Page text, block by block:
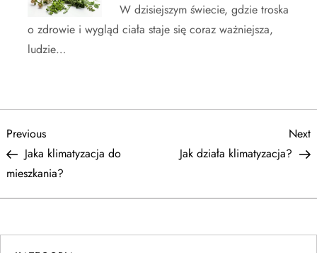
W dzisiejszym świecie, gdzie troska
o zdrowie i wygląd ciała staje się coraz ważniejsza,
ludzie…
N
a
w
i
Previous
Post
Previous
Jaka klimatyzacja do
mieszkania?
Next
Jak działa klimatyzacja?